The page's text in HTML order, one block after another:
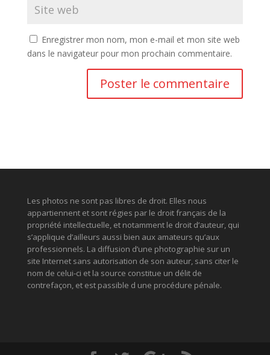
Enregistrer mon nom, mon e-mail et mon site web
dans le navigateur pour mon prochain commentaire.
Les photos ne sont pas libres de droit. Elles nous
appartiennent et sont régies par le droit français de la
propriété intellectuelle, et notamment le droit d’auteur, qui
s’applique d’ailleurs aussi bien aux amateurs qu’aux
professionnels. La diffusion d’une photographie sur un
site Internet sans autorisation de son auteur, sans citer le
nom de celui-ci et la source constitue un délit de
contrefaçon, et est passible d une procédure pénale.